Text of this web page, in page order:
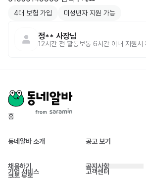
4대 보험 가입 미성년자 지원 가능
정** 사장님
12시간 전 활동보통 6시간 이내 지원서
홈
동네알바 소개 공고 보기
채용하기
기업 서비스
쿠폰 등록
공지사항
고객센터